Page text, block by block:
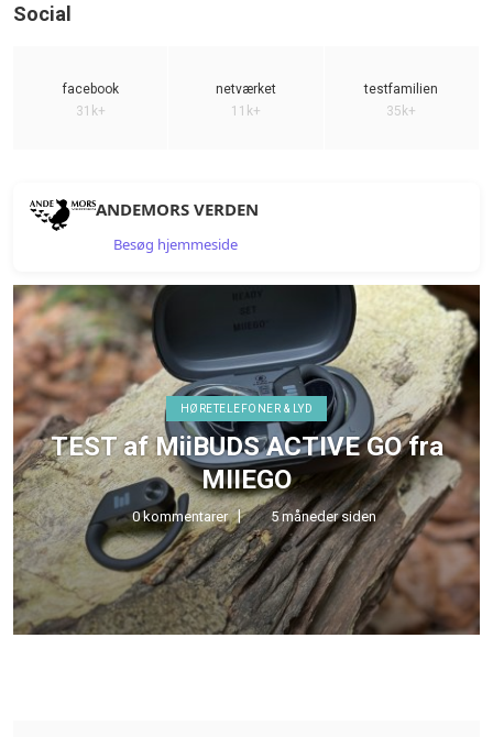
Social
facebook
31k+
netværket
11k+
testfamilien
35k+
ANDEMORS VERDEN
Besøg hjemmeside
HØRETELEFONER & LYD
TEST af MiiBUDS ACTIVE GO fra
MIIEGO
0 kommentarer 5 måneder siden